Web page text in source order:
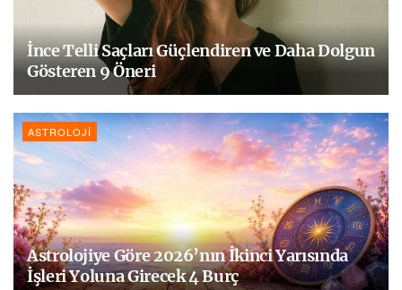
İnce Telli Saçları Güçlendiren ve Daha Dolgun
Gösteren 9 Öneri
ASTROLOJI
Astrolojiye Göre 2026’nın İkinci Yarısında
İşleri Yoluna Girecek 4 Burç